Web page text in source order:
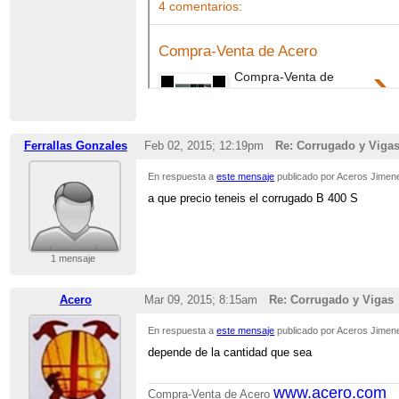
Ferrallas Gonzales Feb 02, 2015; 12:19pm Re: Corrugado y Vigas
1 mensaje
En respuesta aeste mensaje publicado por Aceros
a que precio teneis el corrugado B 400 S
Acero Mar 09, 2015; 8:15am Re: Corrugado y Vigas
En respuesta aeste mensaje publicado por Aceros
depende de la cantidad que sea
Compra-Venta de Acerowww.acero.com